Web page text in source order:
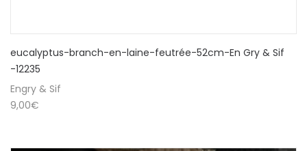
eucalyptus-branch-en-laine-feutrée-52cm-En Gry & Sif
-12235
Engry & Sif
9,00€